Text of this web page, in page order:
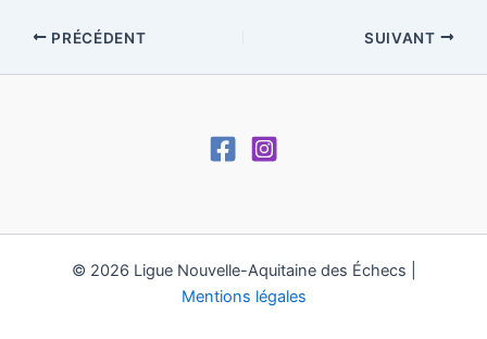
c
e
ta
g
PRÉCÉDENT SUIVANT
© 2026 Ligue Nouvelle-Aquitaine des Échecs |
Mentions légales